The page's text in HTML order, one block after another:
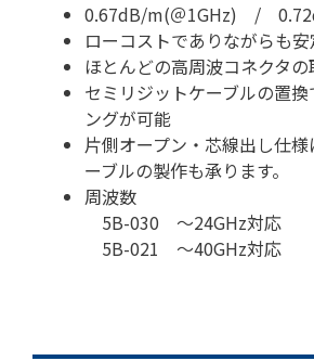
0.67dB/m(＠1GHz) /
ローコストでありながらも
ほとんどの高周波コネクタ
セミリジットケーブルの置
ングが可能
片側オープン・芯線出し仕
ーブルの製作も承ります。
周波数
5B-030 ～24GHz対応
5B-021 ～40GHz対応